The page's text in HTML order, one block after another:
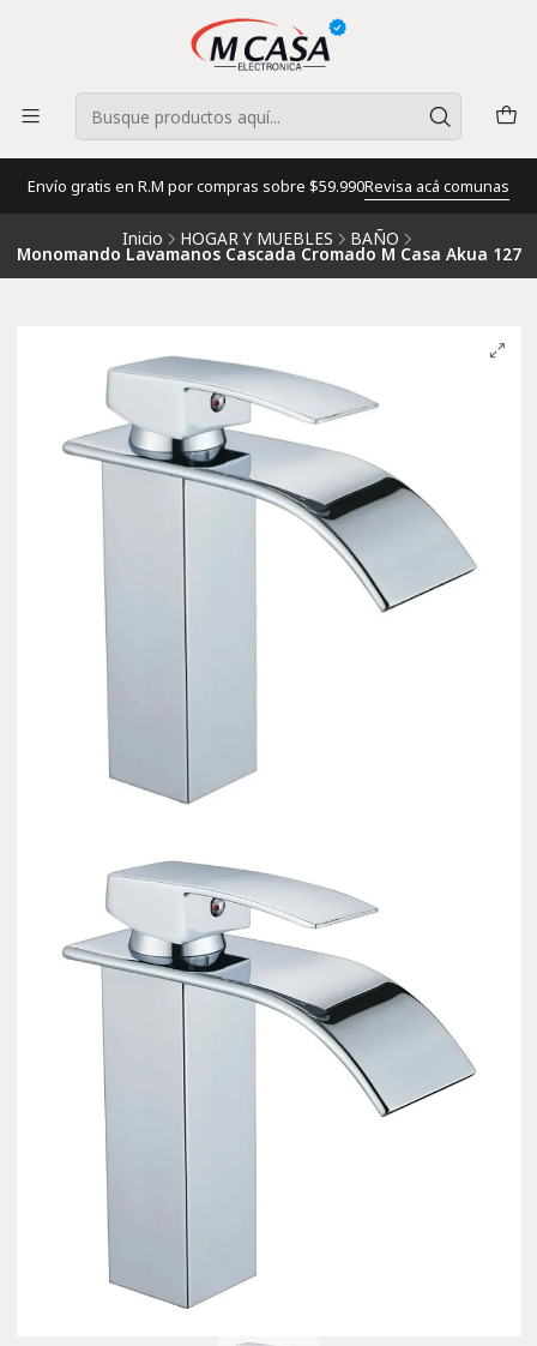
Envío gratis en R.M por compras sobre $59.990Revisa acá comunas
Inicio HOGAR Y MUEBLES BAÑO
Monomando Lavamanos Cascada Cromado M Casa Akua 127